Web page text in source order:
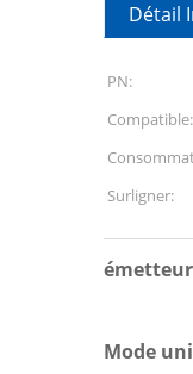
Détail
PN:
Compatible:
faible:
Surligner:
Mode